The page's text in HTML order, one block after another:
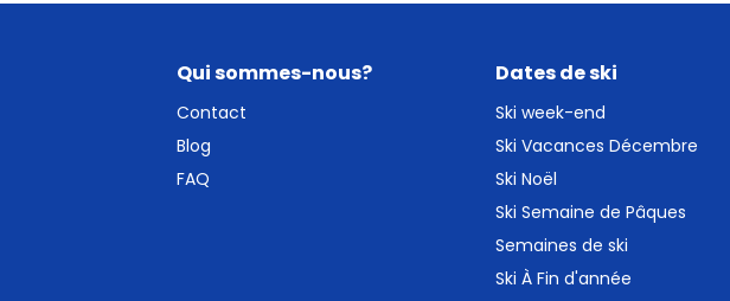
Qui sommes-nous?
Contact
Blog
FAQ
Dates de ski
Ski week-end
Ski Vacances Décembre
Ski Noël
Ski Semaine de Pâques
Semaines de ski
Ski À Fin d'année